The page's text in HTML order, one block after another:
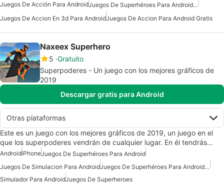
Juegos De Acción Para Android
Juegos De Superhéroes Para Android Gratis
Juegos De Accion En 3d Para AndroidJuegos De Accion Para Android Gratis
Naxeex Superhero
5 Gratuito
Superpoderes - Un juego con los mejores gráficos de
2019
Descargar gratis para Android
Otras plataformas
Este es un juego con los mejores gráficos de 2019, un juego en el
que los superpoderes vendrán de cualquier lugar. En él tendrás…
AndroidiPhoneJuegos De Superhéroes Para Android
Juegos De Simulacion Para Android
Juegos De Superhéroes Para Android Gratis
Simulador Para AndroidJuegos De Superheroes